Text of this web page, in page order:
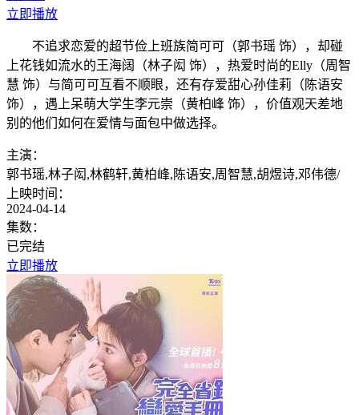
立即播放
不追求恋爱的超节俭上班族简可可（郭书瑶 饰），却碰
上花钱如流水的王海阔（林子闳 饰），热爱时尚的Elly（周智
慧 饰）与简可可互看不顺眼，还有存爱甜心孙佳莉（陈语安
饰），遇上呆萌大学生李元崇（黄柏峰 饰），价值观天差地
别的他们如何在爱情与面包中做选择。
主演：
郭书瑶,林子闳,林鹤轩,黄柏峰,陈语安,周智慧,胡煜诗,邓伟德/
上映时间：
2024-04-14
集数：
已完结
立即播放